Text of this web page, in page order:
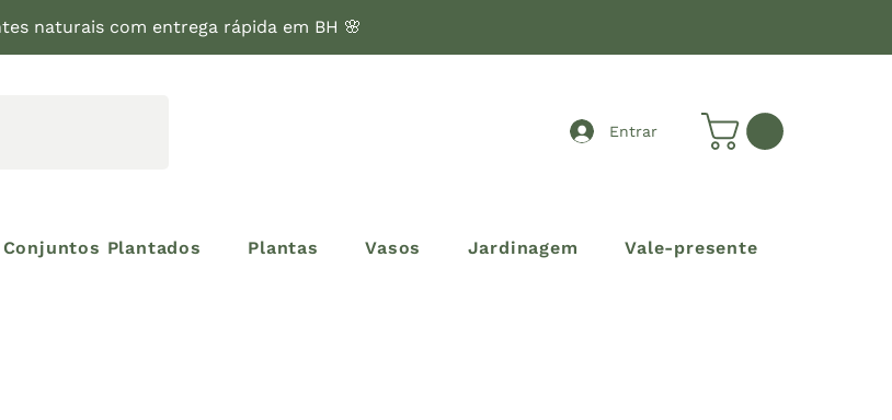
naturais com entrega rápida em BH 🌸
Entrar
Conjuntos Plantados Plantas Vasos Jardinagem Vale-presente